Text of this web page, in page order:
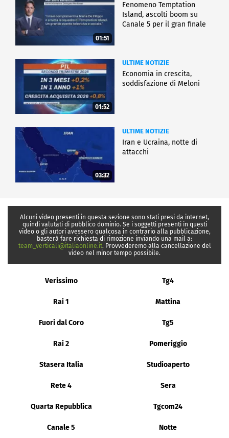
01:51
Fenomeno Temptation
Island, ascolti boom su
Canale 5 per il gran finale
01:52
ULTIME NOTIZIE
Economia in crescita,
soddisfazione di Meloni
03:32
ULTIME NOTIZIE
Iran e Ucraina, notte di
attacchi
Alcuni video presenti in questa sezione sono stati presi da internet,
quindi valutati di pubblico dominio. Se i soggetti presenti in questi
video o gli autori avessero qualcosa in contrario alla pubblicazione,
basterà fare richiesta di rimozione inviando una mail a:
team_verticali@italiaonline.it. Provvederemo alla cancellazione del
video nel minor tempo possibile.
Verissimo Tg4
Rai 1 Mattina
Fuori dal Coro Tg5
Rai 2 Pomeriggio
Stasera Italia Studioaperto
Rete 4 Sera
Quarta Repubblica Tgcom24
Canale 5 Notte